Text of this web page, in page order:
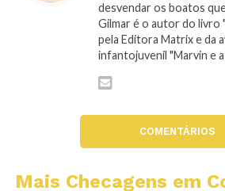
desvendar os boatos
Gilmar é o autor do livro
pela Editora Matrix e da
infantojuvenil "Marvin e
COMENTÁRIOS
Mais Checagens em